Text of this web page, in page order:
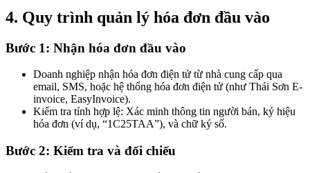
4. Quy trình quản lý hóa đơn đầu vào
Bước 1: Nhận hóa đơn đầu vào
Doanh nghiệp nhận hóa đơn điện tử từ nhà cung cấp qua
email, SMS, hoặc hệ thống hóa đơn điện tử (như Thái Sơn E-
invoice, EasyInvoice).
Kiểm tra tính hợp lệ: Xác minh thông tin người bán, ký hiệu
hóa đơn (ví dụ, “1C25TAA”), và chữ ký số.
Bước 2: Kiểm tra và đối chiếu